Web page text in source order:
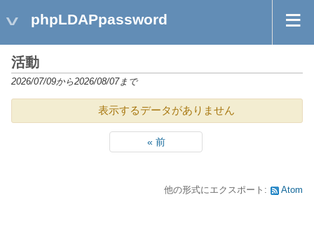
phpLDAPpassword
活動
2026/07/09から2026/08/07まで
表示するデータがありません
« 前
他の形式にエクスポート: Atom